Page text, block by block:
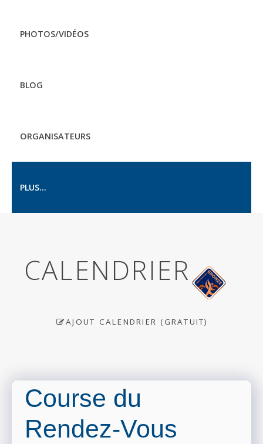
PHOTOS/VIDÉOS
BLOG
ORGANISATEURS
PLUS...
CALENDRIER
AJOUT CALENDRIER (GRATUIT)
Course du
Rendez-Vous